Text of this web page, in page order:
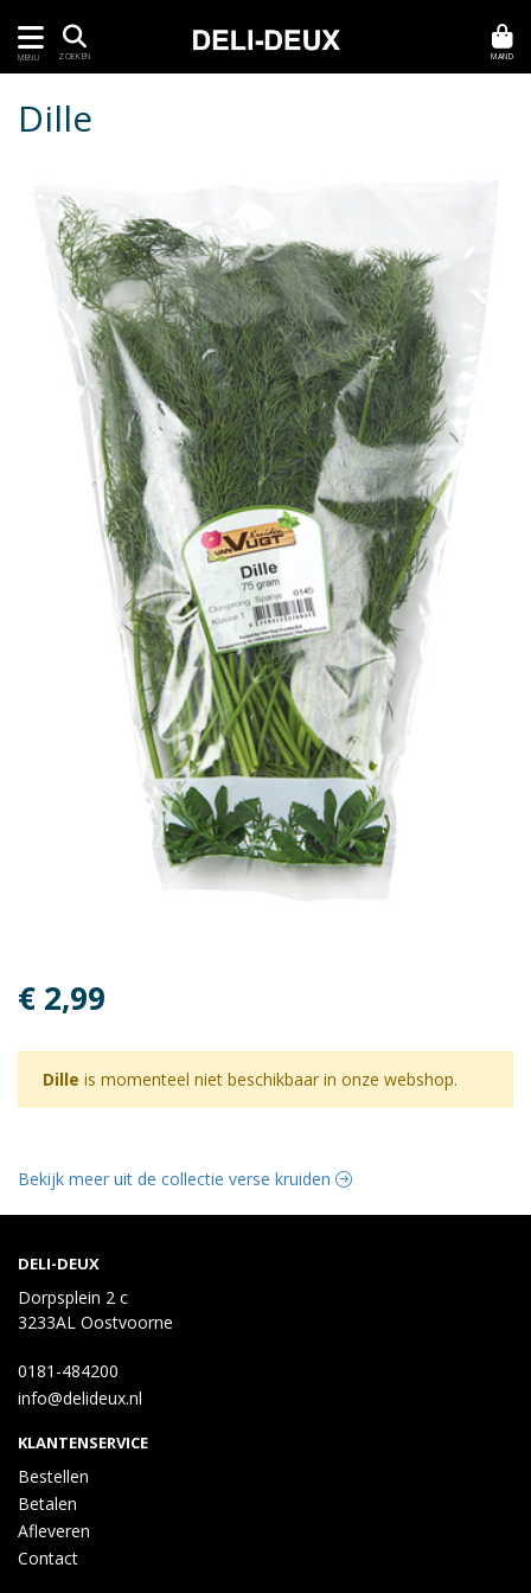
MENU ZOEKEN MAND
Dille
€ 2,99
Dille is momenteel niet beschikbaar in onze webshop.
Bekijk meer uit de collectie verse kruiden
DELI-DEUX
Dorpsplein 2 c
3233AL Oostvoorne
0181-484200
info@delideux.nl
KLANTENSERVICE
Bestellen
Betalen
Afleveren
Contact